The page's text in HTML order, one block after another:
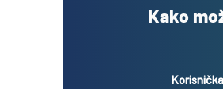
Kako